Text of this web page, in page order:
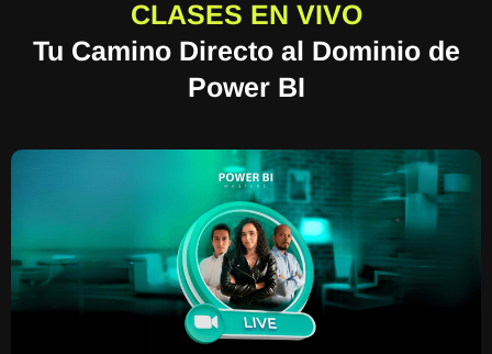
CLASES EN VIVO
Tu Camino Directo al Dominio de
Power BI